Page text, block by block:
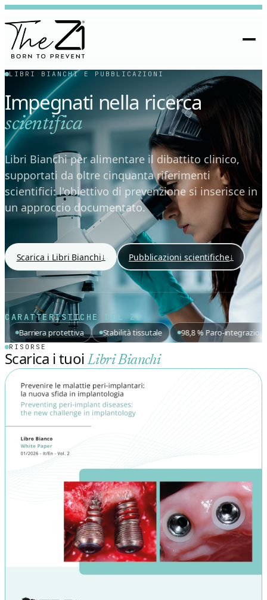
LIBRI BIANCHI E PUBBLICAZIONI
Impegnati nella ricerca
scientifica
Libri Bianchi per alimentare il dibattito clinico,
supportati da oltre cinquanta riferimenti
scientifici: l'obiettivo di prevenzione si inserisce in
un approccio documentato.
Scarica i Libri Bianchi↓ Pubblicazioni scientifiche↓
CARATTERISTICHE DEL Z1
Stabilità tissutale 98,8 % Paro-integrazione Estetica
RISORSE
Scarica i tuoiLibri Bianchi